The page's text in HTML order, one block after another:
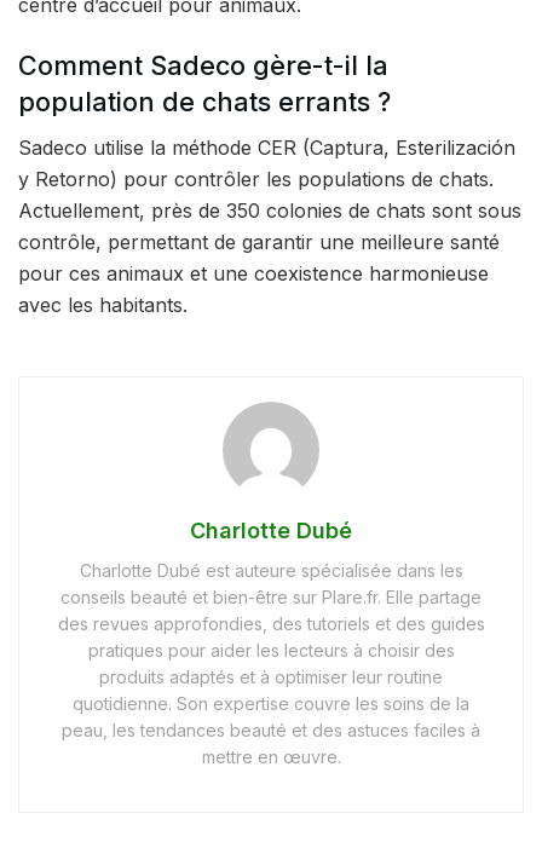
centre d’accueil pour animaux.
Comment Sadeco gère-t-il la
population de chats errants ?
Sadeco utilise la méthode CER (Captura, Esterilización
y Retorno) pour contrôler les populations de chats.
Actuellement, près de 350 colonies de chats sont sous
contrôle, permettant de garantir une meilleure santé
pour ces animaux et une coexistence harmonieuse
avec les habitants.
Charlotte Dubé
Charlotte Dubé est auteure spécialisée dans les
conseils beauté et bien-être sur Plare.fr. Elle partage
des revues approfondies, des tutoriels et des guides
pratiques pour aider les lecteurs à choisir des
produits adaptés et à optimiser leur routine
quotidienne. Son expertise couvre les soins de la
peau, les tendances beauté et des astuces faciles à
mettre en œuvre.